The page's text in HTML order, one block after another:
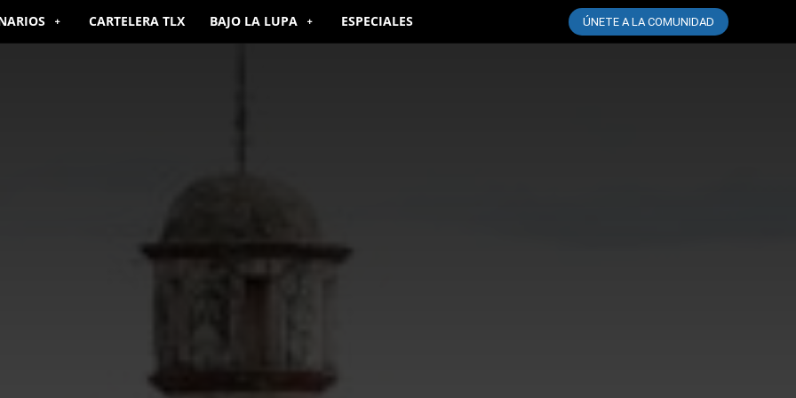
CARTELERA TLX BAJO LA LUPA ESPECIALES ÚNETE A LA COMUNIDAD